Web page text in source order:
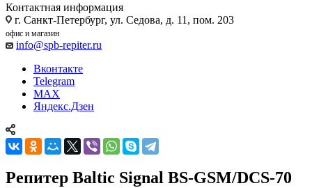
Контактная информация
г. Санкт-Петербург, ул. Седова, д. 11, пом. 203
офис и магазин
info@spb-repiter.ru
Вконтакте
Telegram
MAX
Яндекс.Дзен
Репитер Baltic Signal BS-GSM/DCS-70